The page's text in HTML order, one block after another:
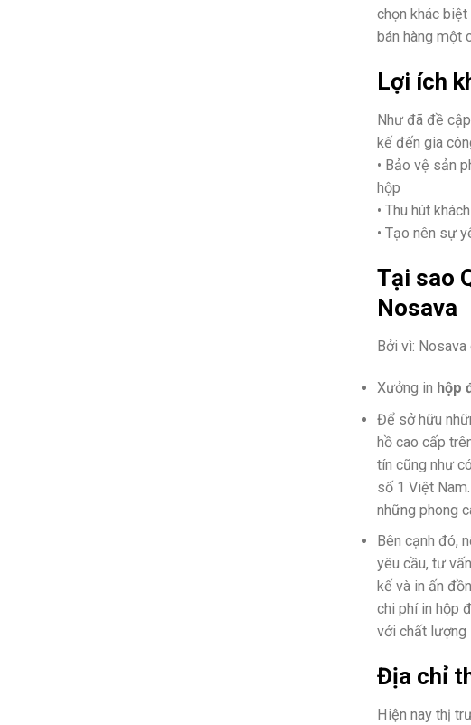
chọn khác
bán hàng một
Lợi ích
Như đã đề
kế đến gia
• Bảo vệ sản
hộp
• Thu hút
• Tạo nên sự
Tại sao
Nosava
Bởi vì: Nosava
Xưởng in hộp
Để sở hữu
hồ cao cấp
tín cũng như
số 1 Việt
những phong
Bên cạnh đó,
yêu cầu, tư
kế và in ấn
chi phí in hộp
với chất lượng
Địa chỉ
Hiện nay thị